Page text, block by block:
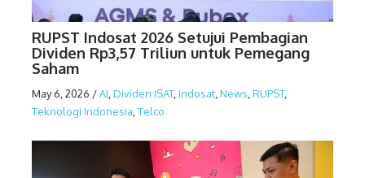
RUPST Indosat 2026 Setujui Pembagian
Dividen Rp3,57 Triliun untuk Pemegang
Saham
May 6, 2026 /AI Dividen ISAT, Indosat News RUPST,
Teknologi Indonesia Telco